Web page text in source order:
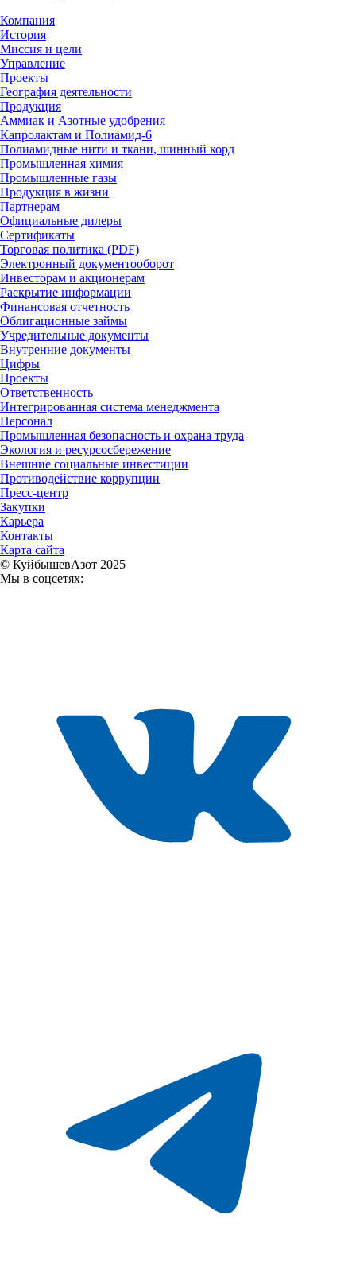
Компания
История
Миссия и цели
Управление
Проекты
География деятельности
Продукция
Аммиак и Азотные удобрения
Капролактам и Полиамид-6
Полиамидные нити и ткани, шинный корд
Промышленная химия
Промышленные газы
Продукция в жизни
Партнерам
Официальные дилеры
Сертификаты
Торговая политика (PDF)
Электронный документооборот
Инвесторам и акционерам
Раскрытие информации
Финансовая отчетность
Облигационные займы
Учредительные документы
Внутренние документы
Цифры
Проекты
Ответственность
Интегрированная система менеджмента
Персонал
Промышленная безопасность и охрана труда
Экология и ресурсосбережение
Внешние социальные инвестиции
Противодействие коррупции
Пресс-центр
Закупки
Карьера
Контакты
Карта сайта
© КуйбышевАзот 2025
Мы в соцсетях: